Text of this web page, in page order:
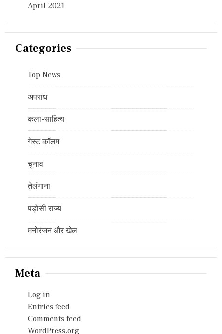
April 2021
Categories
Top News
अपराध
कला-साहित्य
गेस्ट कॉलम
चुनाव
तेलंगाना
पड़ोसी राज्य
मनोरंजन और खेल
Meta
Log in
Entries feed
Comments feed
WordPress.org